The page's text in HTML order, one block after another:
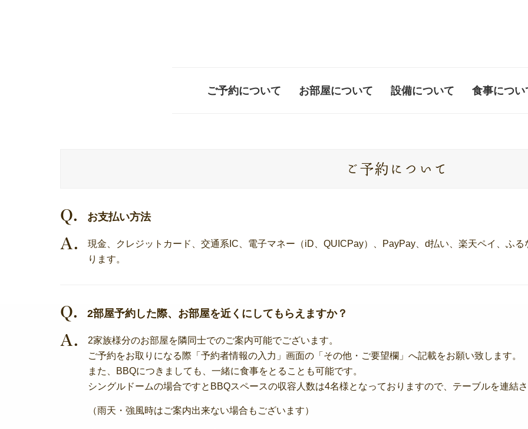
ご予約について お部屋について 設備について 食事につい
ご予約について
Q. お支払い方法
A.
現金、クレジットカード、交通系IC、電子マネー（iD、QUICPay）、PayPay、d払い、楽天ペイ、ふ
ります。
Q. 2部屋予約した際、お部屋を近くにしてもらえますか？
A.
2家族様分のお部屋を隣同士でのご案内可能でございます。
ご予約をお取りになる際「予約者情報の入力」画面の「その他・ご要望欄」へ記載をお願い致します。
また、BBQにつきましても、一緒に食事をとることも可能です。
シングルドームの場合ですとBBQスペースの収容人数は4名様となっておりますので、テーブルを連結
（雨天・強風時はご案内出来ない場合もございます）